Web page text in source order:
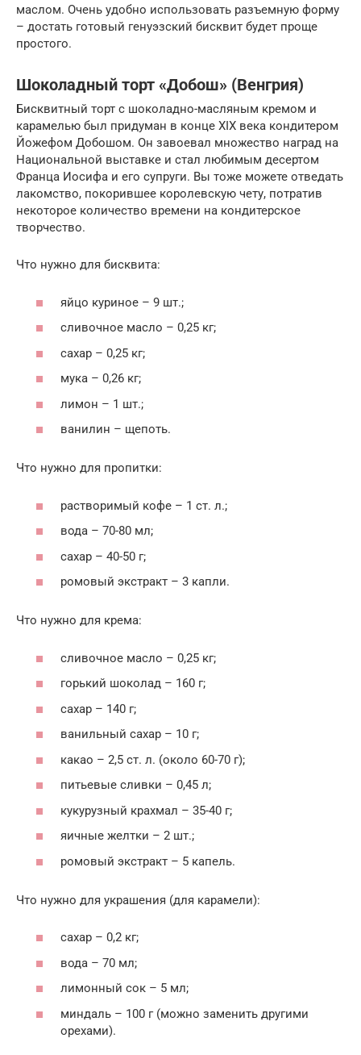
маслом. Очень удобно использовать разъемную форму
– достать готовый генуэзский бисквит будет проще
простого.
Шоколадный торт «Добош» (Венгрия)
Бисквитный торт с шоколадно-масляным кремом и
карамелью был придуман в конце XIX века кондитером
Йожефом Добошом. Он завоевал множество наград на
Национальной выставке и стал любимым десертом
Франца Иосифа и его супруги. Вы тоже можете отведать
лакомство, покорившее королевскую чету, потратив
некоторое количество времени на кондитерское
творчество.
Что нужно для бисквита:
яйцо куриное – 9 шт.;
сливочное масло – 0,25 кг;
сахар – 0,25 кг;
мука – 0,26 кг;
лимон – 1 шт.;
ванилин – щепоть.
Что нужно для пропитки:
растворимый кофе – 1 ст. л.;
вода – 70-80 мл;
сахар – 40-50 г;
ромовый экстракт – 3 капли.
Что нужно для крема:
сливочное масло – 0,25 кг;
горький шоколад – 160 г;
сахар – 140 г;
ванильный сахар – 10 г;
какао – 2,5 ст. л. (около 60-70 г);
питьевые сливки – 0,45 л;
кукурузный крахмал – 35-40 г;
яичные желтки – 2 шт.;
ромовый экстракт – 5 капель.
Что нужно для украшения (для карамели):
сахар – 0,2 кг;
вода – 70 мл;
лимонный сок – 5 мл;
миндаль – 100 г (можно заменить другими
орехами).